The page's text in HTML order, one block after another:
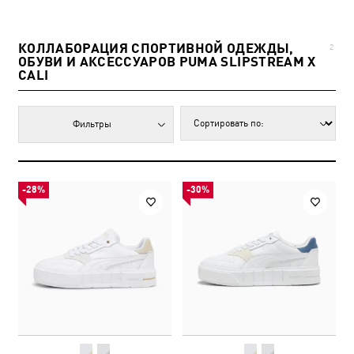
КОЛЛАБОРАЦИЯ СПОРТИВНОЙ ОДЕЖДЫ,
ОБУВИ И АКСЕССУАРОВ PUMA SLIPSTREAM X
CALI
2
Фильтры
-28% -30%